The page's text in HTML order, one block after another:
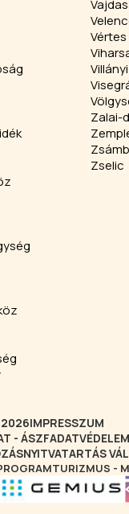
Vértes
Zalai-
Zselic
2026IMPRESSZUM
- ÁSZFADATVÉDELEM
NYITVATARTÁS
-